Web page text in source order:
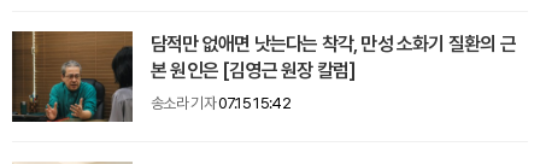
담적만 없애면 낫는다는 착각, 만성 소화기 질환의 근
본 원인은 [김영근 원장 칼럼]
송소라 기자07.15 15:42